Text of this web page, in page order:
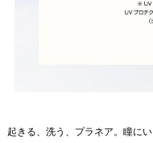
起きる、洗う、プラネア。瞳に